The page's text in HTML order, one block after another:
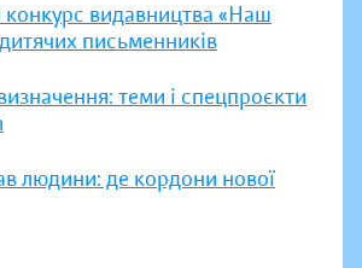
конкурс видавництва «Наш
письменників
теми і спецпроєкти
людини: де кордони нової